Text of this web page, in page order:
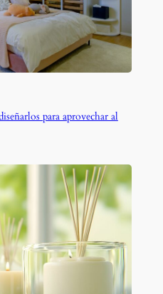
para aprovechar al